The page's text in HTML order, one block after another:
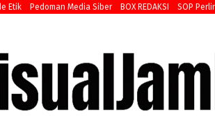
Etik Pedoman Media Siber BOX REDAKSI SOP